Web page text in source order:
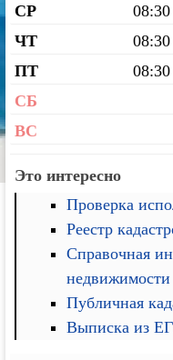
СР
ЧТ
ПТ
СБ
ВС
Это интересно
Проверка
Реестр
Справочная
Публичная
Выписка из